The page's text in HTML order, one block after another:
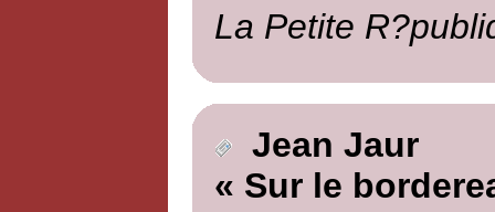
La Petite
Jean Jaur
« Sur le